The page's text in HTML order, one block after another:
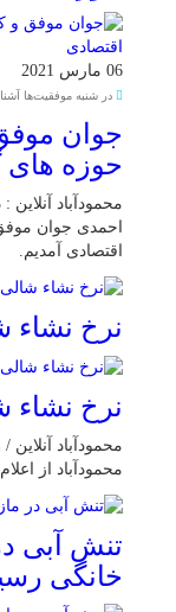
06 مارس 2021
در شنبه موفقیت‌ها
جوان
حوزه
محمودآباد
احمدی جوان
اقتصادی آمدیم.
نرخ نشاء
نرخ نشاء
محمودآباد
محمودآباد از اعلام
تنش آبی
خانگی